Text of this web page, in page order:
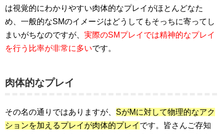
は視覚的にわかりやすい肉体的なプレイがほとんどなた
め、一般的なSMのイメージはどうしてもそっちに寄ってし
まいがちなのですが、 実際のSMプレイでは精神的なプレイ
を行う比率が非常に多いです。
肉体的なプレイ
その名の通りではありますが、 SがMに対して物理的なアク
ションを加えるプレイが肉体的プレイ です。皆さんご存知